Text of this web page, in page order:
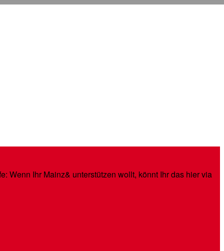
Wenn Ihr Mainz& unterstützen wollt, könnt Ihr das hier via